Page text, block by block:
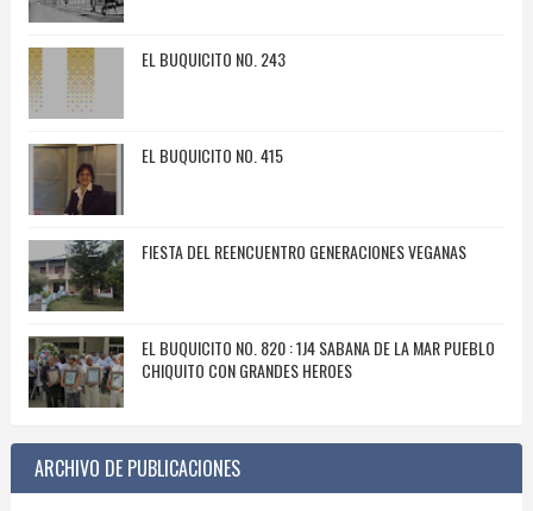
EL BUQUICITO NO. 243
EL BUQUICITO NO. 415
FIESTA DEL REENCUENTRO GENERACIONES VEGANAS
EL BUQUICITO NO. 820 : 1J4 SABANA DE LA MAR PUEBLO
CHIQUITO CON GRANDES HEROES
ARCHIVO DE PUBLICACIONES